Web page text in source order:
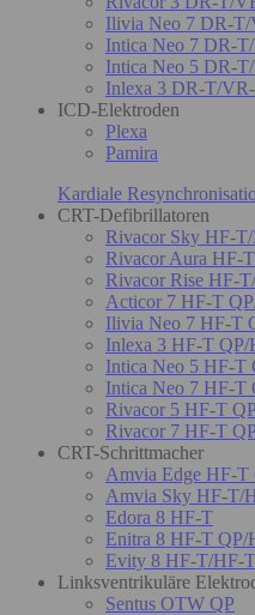
Ilivia Neo 7 DR-
Intica Neo 7 DR-
Intica Neo 5 DR-
Inlexa 3 DR-T/
ICD-Elektroden
Plexa
Pamira
Kardiale
CRT-Defibrillatoren
Rivacor Sky HF-
Rivacor Aura HF-
Rivacor Rise HF-
Acticor 7 HF-T
Ilivia Neo 7 HF-T
Inlexa 3 HF-T
Intica Neo 5 HF-T
Intica Neo 7 HF-T
Rivacor 5 HF-T
Rivacor 7 HF-T
CRT-Schrittmacher
Amvia Edge HF-T
Amvia Sky HF-T/
Edora 8 HF-T
Enitra 8 HF-T QP/
Evity 8 HF-T/HF-
Linksventrikuläre
Sentus OTW QP